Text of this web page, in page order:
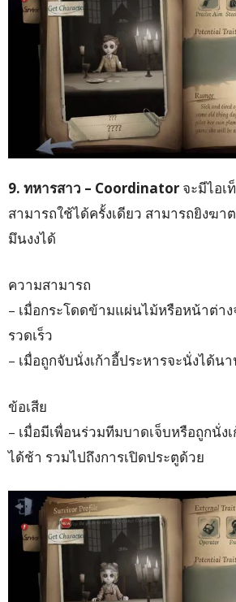
9. ทหารสาว – Coordinator จะมีไอ
สามารถใช้ได้ครั้งเดียว สามารถยิงฆา
มึนงงได้
ความสามารถ
– เมื่อกระโดดข้ามแผ่นไม้หรือหน้าต่าง
รวดเร็ว
– เมื่อถูกจับนั่งเก้าอี้ประหารจะนั่งได้น
ข้อเสีย
– เมื่อมีเพื่อนร่วมทีมบาดเจ็บหรือถูกนั่ง
ได้ช้า รวมไปถึงการเปิดประตูด้วย